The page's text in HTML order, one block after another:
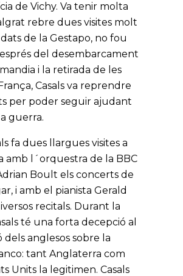
de Vichy. Va tenir molta
rebre dues visites molt
de la Gestapo, no fou
del desembarcament
i la retirada de les
Casals va reprendre
per poder seguir ajudant
guerra.
fa dues llargues visites a
amb l´orquestra de la BBC
Boult els concerts de
i amb el pianista Gerald
recitals. Durant la
té una forta decepció al
dels anglesos sobre la
tant Anglaterra com
Units la legitimen. Casals